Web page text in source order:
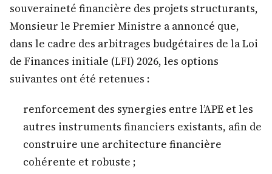
souveraineté financière des projets structurants,
Monsieur le Premier Ministre a annoncé que,
dans le cadre des arbitrages budgétaires de la Loi
de Finances initiale (LFI) 2026, les options
suivantes ont été retenues :
renforcement des synergies entre l’APE et les
autres instruments financiers existants, afin de
construire une architecture financière
cohérente et robuste ;